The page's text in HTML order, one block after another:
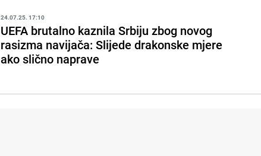
24.07.25. 17:10
UEFA brutalno kaznila Srbiju zbog novog
rasizma navijača: Slijede drakonske mjere
ako slično naprave